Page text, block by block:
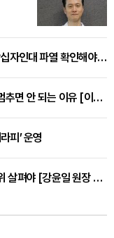
무릎 통증 가라앉았는데 자꾸 '휘청'...전·후방십자인대 파열 확인해야 [곽우경 원장 칼럼]
팔 들기 어려운 오십견, 통증 줄었다고 운동 멈추면 안 되는 이유 [이병욱 원장 칼럼]
피’ 운영
손발 다한증 보톡스, 시술 전 원인과 적용 범위 살펴야 [강윤일 원장 칼럼]